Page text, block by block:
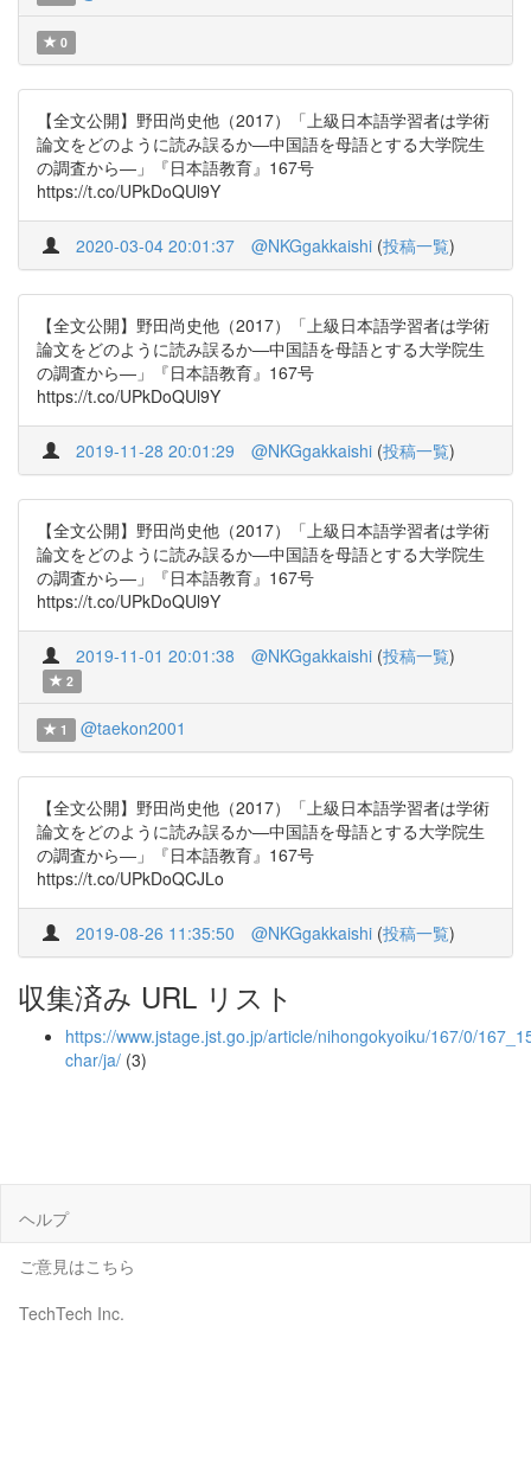
0
【全文公開】野田尚史他（2017）「上級日本語学習者は学術
論文をどのように読み誤るか―中国語を母語とする大学院生
の調査から―」『日本語教育』167号
https://t.co/UPkDoQUl9Y
2020-03-04 20:01:37 @NKGgakkaishi (投稿一覧)
【全文公開】野田尚史他（2017）「上級日本語学習者は学術
論文をどのように読み誤るか―中国語を母語とする大学院生
の調査から―」『日本語教育』167号
https://t.co/UPkDoQUl9Y
2019-11-28 20:01:29 @NKGgakkaishi (投稿一覧)
【全文公開】野田尚史他（2017）「上級日本語学習者は学術
論文をどのように読み誤るか―中国語を母語とする大学院生
の調査から―」『日本語教育』167号
https://t.co/UPkDoQUl9Y
2019-11-01 20:01:38 @NKGgakkaishi (投稿一覧)
2
1 @taekon2001
【全文公開】野田尚史他（2017）「上級日本語学習者は学術
論文をどのように読み誤るか―中国語を母語とする大学院生
の調査から―」『日本語教育』167号
https://t.co/UPkDoQCJLo
2019-08-26 11:35:50 @NKGgakkaishi (投稿一覧)
収集済み URL リスト
https://www.jstage.jst.go.jp/article/nihongokyoiku/167/0/
char/ja/ (3)
ヘルプ
ご意見はこちら
TechTech Inc.